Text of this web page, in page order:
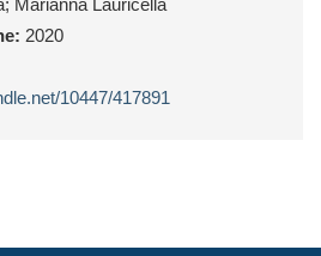
Marianna Lauricella
2020
10447/417891